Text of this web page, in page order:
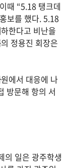
때 “5.18 탱크데
보를 했다. 5.18
한다고 비난을
정용진 회장은
에서 대응에 나
방문해 항의 서
의 일은 광주학생